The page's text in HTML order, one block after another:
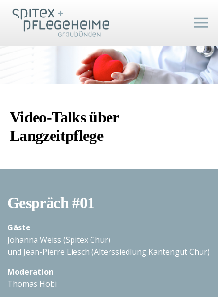
Video-Talks über
Langzeitpflege
Gespräch #01
Gäste
Johanna Weiss (Spitex Chur)
und Jean-Pierre Liesch (Alterssiedlung Kantengut Chur)
Moderation
Thomas Hobi